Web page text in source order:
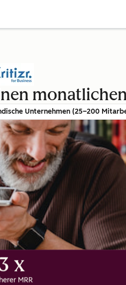
Unternehmen (25–200
3 x
MRR